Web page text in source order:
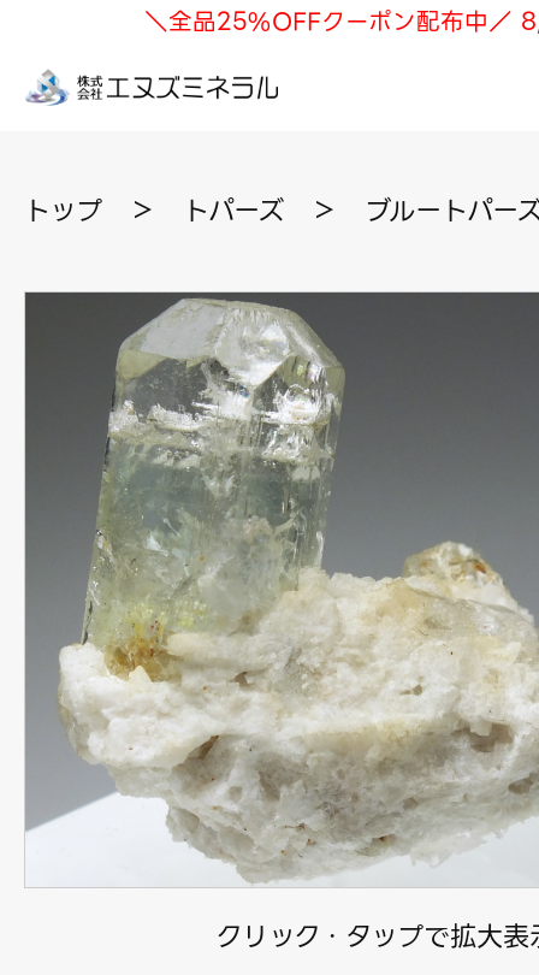
＼全品25%OFFクーポン配布中／
トップ ＞ トパーズ ＞ ブルートパー
クリック・タップで拡大表